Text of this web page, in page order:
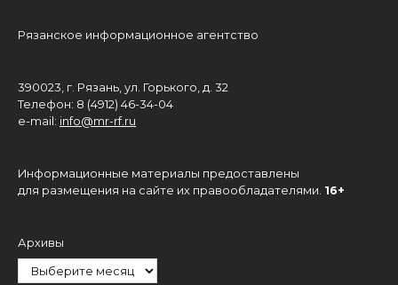
Рязанское информационное агентство
390023, г. Рязань, ул. Горького, д. 32
Телефон: 8 (4912) 46-34-04
e-mail: info@mr-rf.ru
Информационные материалы предоставлены
для размещения на сайте их правообладателями. 16+
Архивы